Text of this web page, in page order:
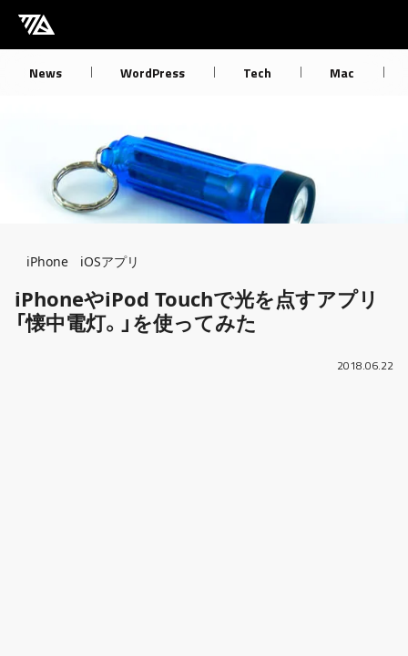
[M] mbdb [モバデビ]
News WordPress Tech Mac
Breadcrumb
iPhone iOSアプリ
iPhoneやiPod Touchで光を点すアプリ
「懐中電灯。」を使ってみた
2018.06.22